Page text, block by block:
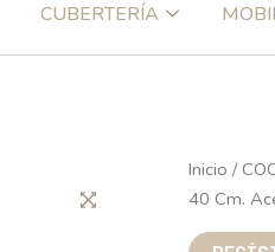
CUBERTERÍA
Inicio /
40 Cm.